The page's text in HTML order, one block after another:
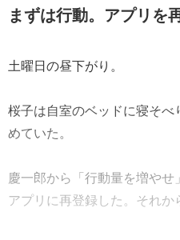
まずは行動。アプリを
土曜日の昼下がり。
桜子は自室のベッドに寝そ
めていた。
慶一郎から「行動量を増や
アプリに再登録した。それか